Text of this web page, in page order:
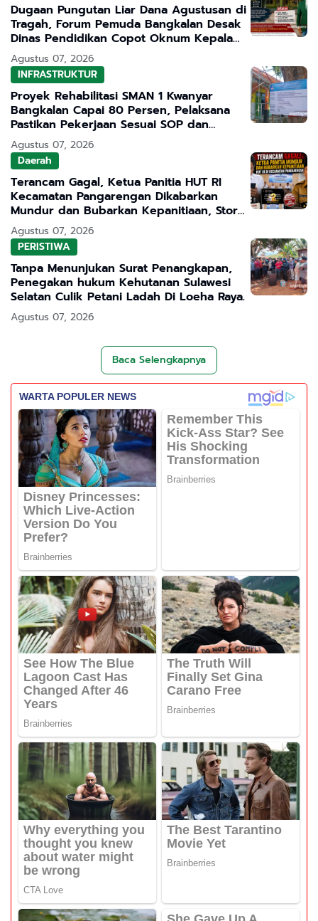
Dugaan Pungutan Liar Dana Agustusan di
Tragah, Forum Pemuda Bangkalan Desak
Dinas Pendidikan Copot Oknum Kepala
Sekolah
Agustus 07, 2026
INFRASTRUKTUR
Proyek Rehabilitasi SMAN 1 Kwanyar
Bangkalan Capai 80 Persen, Pelaksana
Pastikan Pekerjaan Sesuai SOP dan
Transparan
Agustus 07, 2026
Daerah
Terancam Gagal, Ketua Panitia HUT RI
Kecamatan Pangarengan Dikabarkan
Mundur dan Bubarkan Kepanitiaan, Story
WhatsApp ASN Jadi Sorotan
Agustus 07, 2026
PERISTIWA
Tanpa Menunjukan Surat Penangkapan,
Penegakan hukum Kehutanan Sulawesi
Selatan Culik Petani Ladah Di Loeha Raya.
Agustus 07, 2026
Baca Selengkapnya